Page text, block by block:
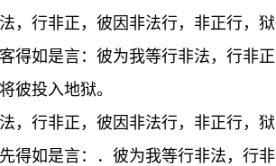
，行非正，彼因非法行，非正行，
如是言：彼为我等行非法，行非
彼投入地狱。
，行非正，彼因非法行，非正行，
如是言：．彼为我等行非法，行